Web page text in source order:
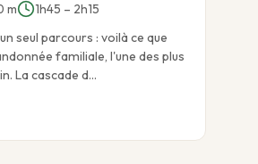
m
1h45 – 2h15
seul parcours : voilà ce que
familiale, l'une des plus
La cascade d…